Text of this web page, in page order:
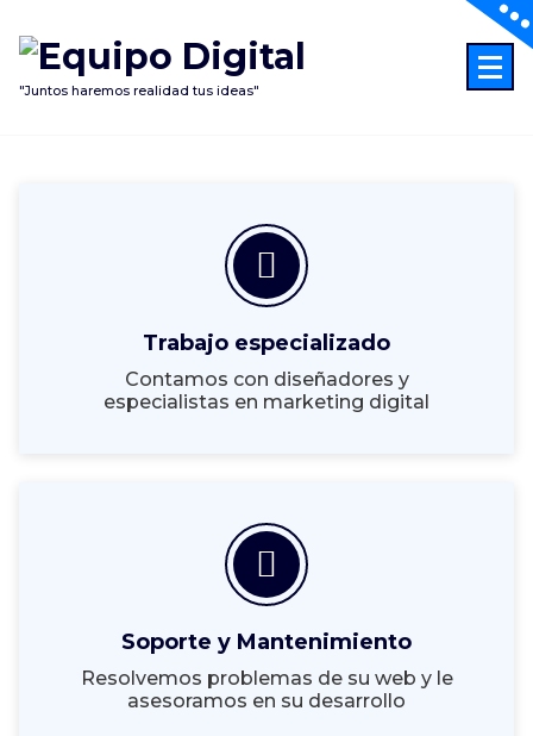
"Juntos haremos realidad tus ideas"
Trabajo especializado
Contamos con diseñadores y
especialistas en marketing digital
Soporte y Mantenimiento
Resolvemos problemas de su web y le
asesoramos en su desarrollo